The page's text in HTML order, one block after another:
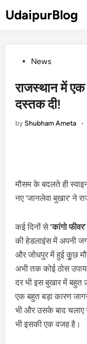
toUdaipurBlog
PostedNews
राजस्थान में एक
दस्तक दी!
by Shubham Ameta •
मौसम के बदलते ही
नए ‘जानलेवा बुखार’ ने
कई दिनों से‘कांगो फीवर’
की हेडलाइंस में अपनी
और जोधपुर में हुई कुुुछ
अभी तक कोई ठोस
दर भी इस बुखार में बहुत
एक बहुत बड़ा कारण
भी और उसके बाद चलाए
भी इसकी एक वजह है।